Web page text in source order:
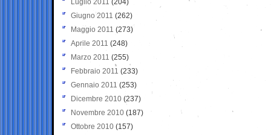
Luglio 2011 (204)
Giugno 2011 (262)
Maggio 2011 (273)
Aprile 2011 (248)
Marzo 2011 (255)
Febbraio 2011 (233)
Gennaio 2011 (253)
Dicembre 2010 (237)
Novembre 2010 (187)
Ottobre 2010 (157)